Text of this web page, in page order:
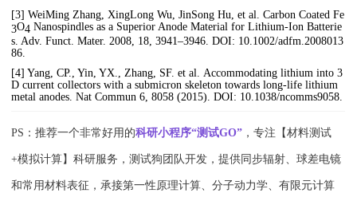
[3] WeiMing Zhang, XingLong Wu, JinSong Hu, et al. Carbon Coated Fe
3O4 Nanospindles as a Superior Anode Material for Lithium-Ion Batterie
s. Adv. Funct. Mater. 2008, 18, 3941–3946. DOI: 10.1002/adfm.2008013
86.
[4] Yang, CP., Yin, YX., Zhang, SF. et al. Accommodating lithium into 3
D current collectors with a submicron skeleton towards long-life lithium
metal anodes. Nat Commun 6, 8058 (2015). DOI: 10.1038/ncomms9058.
PS：推荐一个非常好用的科研小程序“测试GO” ，专注【材料测试
+模拟计算】科研服务，测试狗团队开发，提供同步辐射、球差电镜
和常用材料表征，承接第一性原理计算、分子动力学、有限元计算